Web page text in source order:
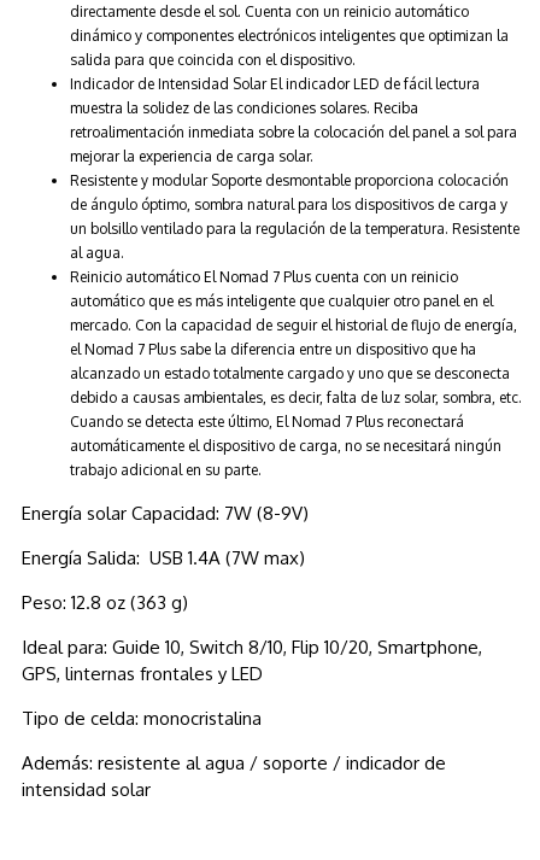
directamente desde el sol. Cuenta con un reinicio automático
dinámico y componentes electrónicos inteligentes que optimizan la
salida para que coincida con el dispositivo.
Indicador de Intensidad Solar El indicador LED de fácil lectura
muestra la solidez de las condiciones solares. Reciba
retroalimentación inmediata sobre la colocación del panel a sol para
mejorar la experiencia de carga solar.
Resistente y modular Soporte desmontable proporciona colocación
de ángulo óptimo, sombra natural para los dispositivos de carga y
un bolsillo ventilado para la regulación de la temperatura. Resistente
al agua.
Reinicio automático El Nomad 7 Plus cuenta con un reinicio
automático que es más inteligente que cualquier otro panel en el
mercado. Con la capacidad de seguir el historial de flujo de energía,
el Nomad 7 Plus sabe la diferencia entre un dispositivo que ha
alcanzado un estado totalmente cargado y uno que se desconecta
debido a causas ambientales, es decir, falta de luz solar, sombra, etc.
Cuando se detecta este último, El Nomad 7 Plus reconectará
automáticamente el dispositivo de carga, no se necesitará ningún
trabajo adicional en su parte.
Energía solar Capacidad: 7W (8-9V)
Energía Salida: USB 1.4A (7W max)
Peso: 12.8 oz (363 g)
Ideal para: Guide 10, Switch 8/10, Flip 10/20, Smartphone,
GPS, linternas frontales y LED
Tipo de celda: monocristalina
Además: resistente al agua / soporte / indicador de
intensidad solar